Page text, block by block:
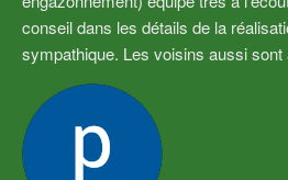
conseil dans les détails de la
sympathique. Les voisins aussi sont